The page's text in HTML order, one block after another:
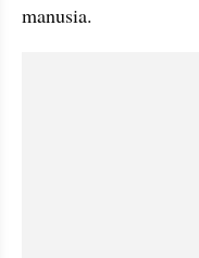
manusia.